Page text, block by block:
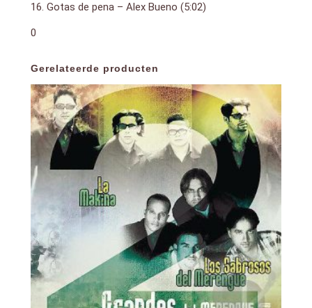
16. Gotas de pena – Alex Bueno (5:02)
0
Gerelateerde producten